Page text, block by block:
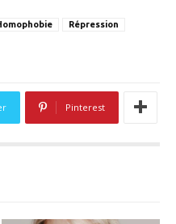
Répression
Pinterest